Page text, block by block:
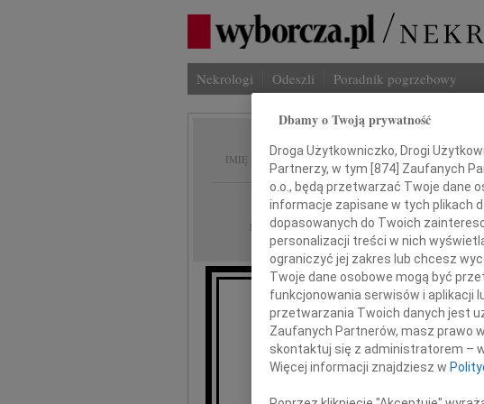
Nekrologi Odeszli Poradnik pogrzebowy
IMIĘ I NAZWISKO: Krystyna
REGION: Gdańsk
DATA EMISJI: 16.07.2010
W dniu 14 lipca
Krystyna
Dbamy o Twoją prywatność
Droga Użytkowniczko, Drogi
Partnerzy, w tym [874] Zaufanych
o.o., będą przetwarzać Twoje dane
informacje zapisane w tych plikach
dopasowanych do Twoich
personalizacji treści w nich
ograniczyć jej zakres lub chcesz
Twoje dane osobowe mogą być
funkcjonowania serwisów i aplikacji
przetwarzania Twoich danych jest
Zaufanych Partnerów, masz prawo
skontaktuj się z administratorem –
Więcej informacji znajdziesz w